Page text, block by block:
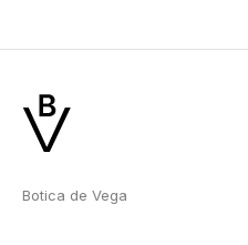
Botica de Vega